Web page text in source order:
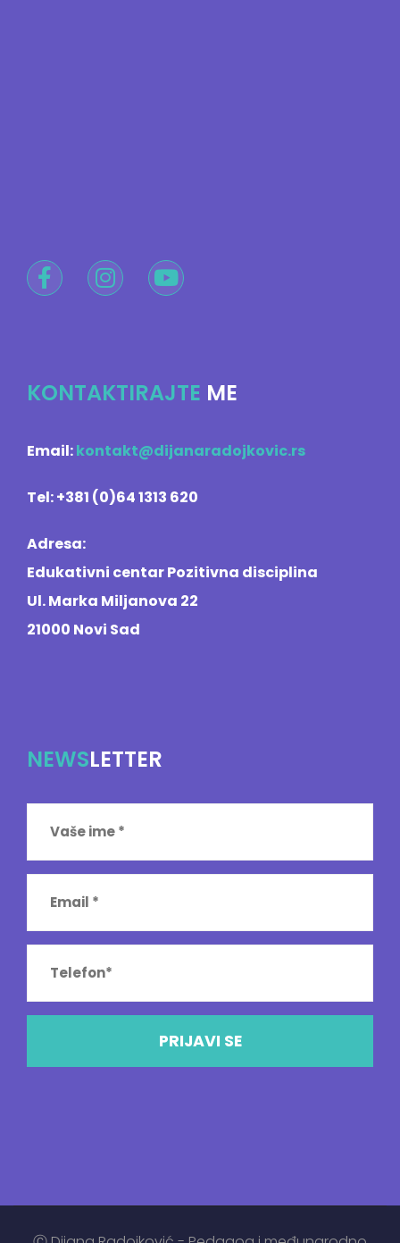
KONTAKTIRAJTE ME
Email:kontakt@dijanaradojkovic.rs
Tel: +381 (0)64 1313 620
Adresa:
Edukativni centar Pozitivna disciplina
Ul. Marka Miljanova 22
21000 Novi Sad
NEWSLETTER